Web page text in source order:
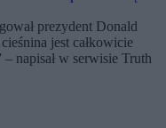
prezydent Donald
jest całkowicie
napisał w serwisie Truth